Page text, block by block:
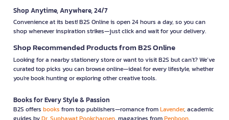
Shop Anytime, Anywhere, 24/7
Convenience at its best! B2S Online is open 24 hours a day, so you can
shop whenever inspiration strikes—just click and wait for your delivery.
Shop Recommended Products from B2S Online
Looking for a nearby stationery store or want to visit B2S but can't? We’ve
curated top picks you can browse online—ideal for every lifestyle, whether
you're book hunting or exploring other creative tools.
Books for Every Style & Passion
B2S offers books from top publishers—romance fromLavender, academic